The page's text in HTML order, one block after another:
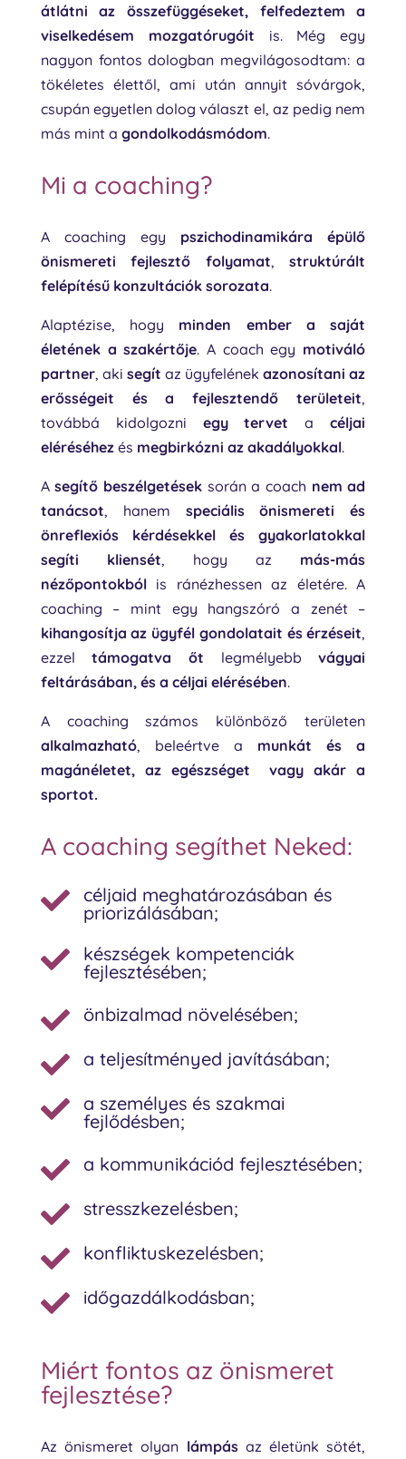
átlátni az összefüggéseket,
felfedeztem a
viselkedésem mozgatórugóit is. Még egy
nagyon fontos dologban megvilágosodtam: a
tökéletes élettől, ami után annyit sóvárgok,
csupán egyetlen dolog választ el, az pedig nem
más mint a gondolkodásmódom.
Mi a coaching?
A coaching egy pszichodinamikára épülő
önismereti fejlesztő folyamat,struktúrált
felépítésű konzultációk sorozata.
Alaptézise, hogy minden ember a saját
életének a szakértője. A coach egy motiváló
partner, aki segít az ügyfelénekazonosítani az
erősségeit és a fejlesztendő területeit,
továbbá kidolgozni egy tervet acéljai
eléréséhezés megbirkózni az akadályokkal.
Asegítő beszélgetések során a coach nem ad
tanácsot, hanem speciális önismereti és
önreflexiós kérdésekkel és gyakorlatokkal
segíti kliensét, hogy az más-más
nézőpontokbólis ránézhessen az életére. A
coaching – mint egy hangszóró a zenét –
kihangosítja az ügyfél gondolatait és érzéseit,
ezzeltámogatva őt legmélyebbvágyai
feltárásában, és a céljai elérésében.
A coaching számos különböző területen
alkalmazható, beleértve a munkát és a
magánéletet, az egészséget vagy akár a
sportot.
A coaching segíthet Neked:

céljaid meghatározásában és
priorizálásában;

készségek kompetenciák
fejlesztésében;
 önbizalmad növelésében;
 a teljesítményed javításában;

a személyes és szakmai
fejlődésben;
 a kommunikációd fejlesztésében;
 stresszkezelésben;
 konfliktuskezelésben;
 időgazdálkodásban;
Miért fontos az önismeret
fejlesztése?
Az önismeret olyan lámpásaz életünk sötét,